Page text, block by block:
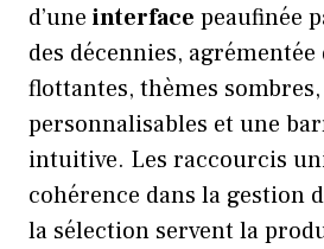
d’une interface peaufinée
des décennies, agrémentée
flottantes, thèmes
personnalisables et une
intuitive. Les raccourcis
cohérence dans la gestion
la sélection servent la